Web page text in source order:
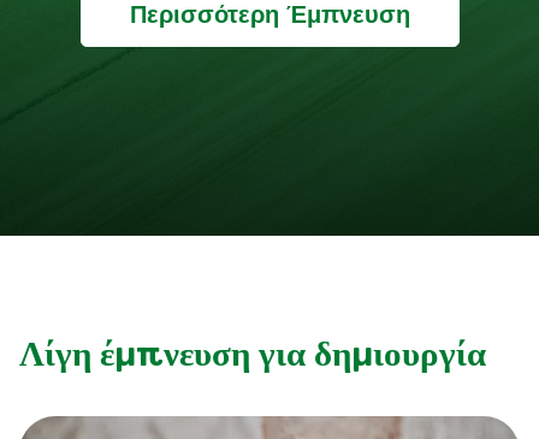
Περισσότερη Έμπνευση
Λίγη έμπνευση για δημιουργία